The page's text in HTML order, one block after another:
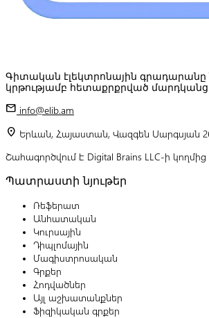
Գիտական էլեկտրոնային
կրթությամբ հետաքրքրված
mail info@elib.am
location_on Երևան, Հայաստան, Վազգեն Սարգսյան
Շահագործվում է Digital Brains LLC-ի կողմից
Պատրաստի նյութեր
Ռեֆերատ
Անհատական
Կուրսային
Դիպլոմային
Մագիստրոսական
Գրքեր
Հոդվածներ
Այլ աշխատանքներ
Ֆիզիկական գրքեր